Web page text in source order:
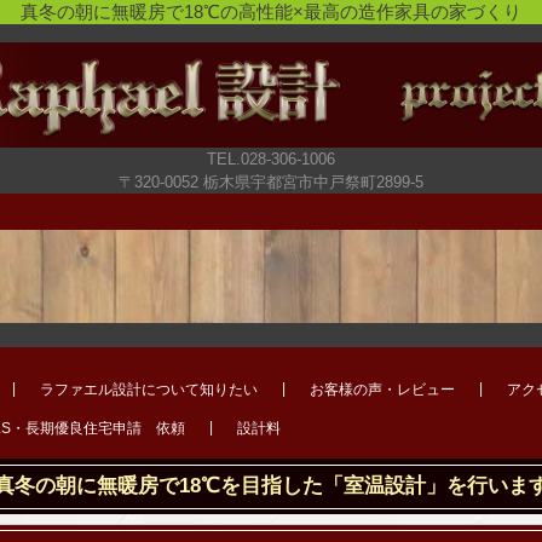
真冬の朝に無暖房で18℃の高性能×最高の造作家具の家づくり
TEL.028-306-1006
〒320-0052 栃木県宇都宮市中戸祭町2899-5
ラファエル設計について知りたい お客様の声・レビュー アク
・長期優良住宅申請 依頼 設計料
冬の朝に無暖房で18℃を目指した「室温設計」を行いま